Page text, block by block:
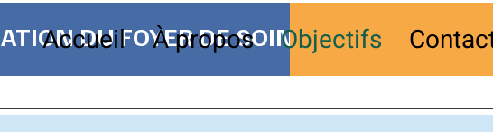
DU FOYER DE SOINS DE DALHOUSIE
Accueil À propos Objectifs